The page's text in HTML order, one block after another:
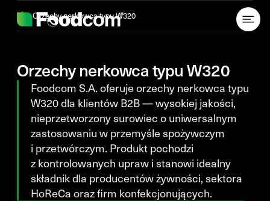
Orzechy nerkowca typu W320
Orzechy nerkowca typu W320
Foodcom S.A. oferuje orzechy nerkowca typu
W320 dla klientów B2B — wysokiej jakości,
nieprzetworzony surowiec o uniwersalnym
zastosowaniu w przemyśle spożywczym
i przetwórczym. Produkt pochodzi
z kontrolowanych upraw i stanowi idealny
składnik dla producentów żywności, sektora
HoReCa oraz firm konfekcjonujących.